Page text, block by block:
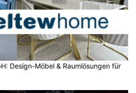
Design-Möbel & Raumlösungen für